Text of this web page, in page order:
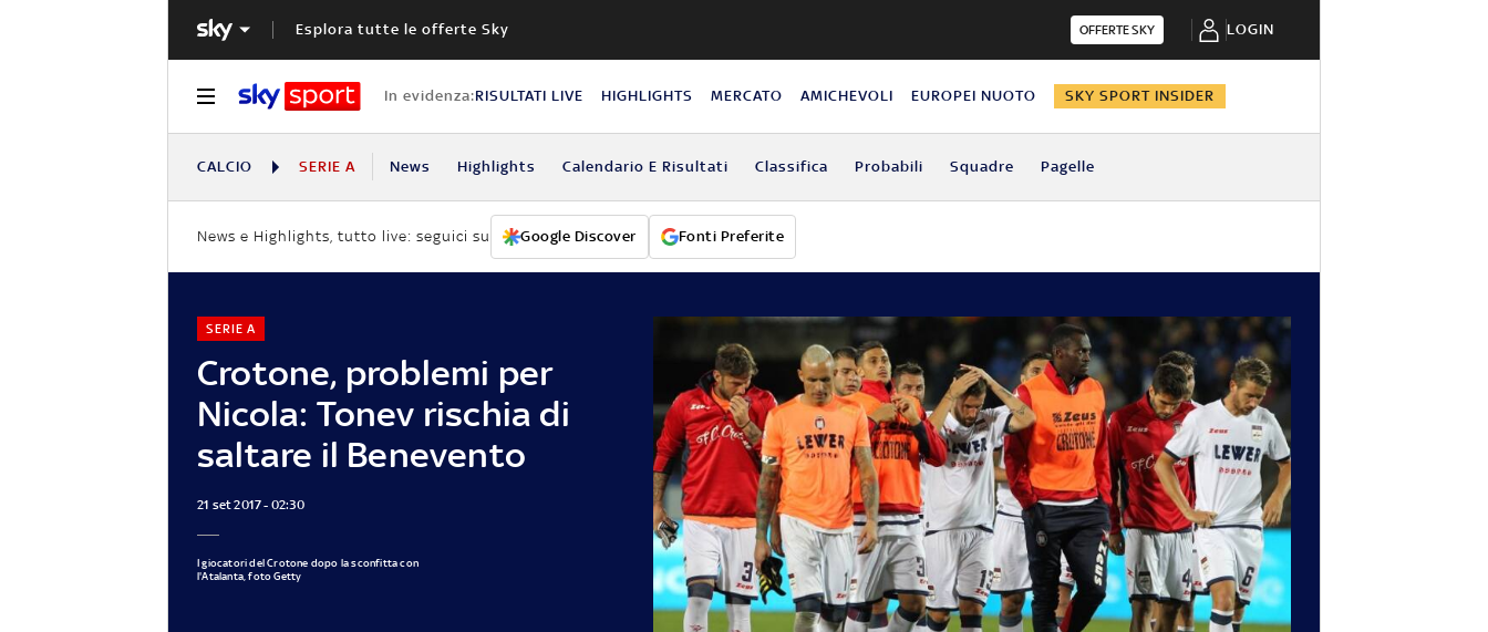
Esplora tutte le offerte Sky OFFERTE SKY LOGIN
In evidenza:RISULTATI LIVE HIGHLIGHTS MERCATO AMICHEVOLI EUROPEI NUOTO SKY SPORT INSIDER
CALCIO SERIE A News Highlights Calendario E Risultati Classifica Probabili Squadre Pagelle
News e Highlights, tutto live: seguici su Google Discover Fonti Preferite
Crotone, problemi per
Nicola: Tonev rischia di
saltare il Benevento
SERIE A
21 set 2017 - 02:30
I giocatori del Crotone dopo la sconfitta con
l'Atalanta, foto Getty